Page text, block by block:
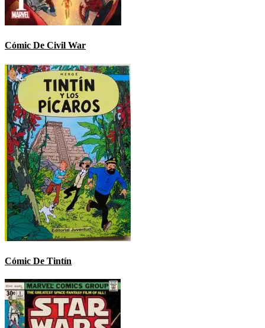
Cómic De Civil War
Cómic De Tintín